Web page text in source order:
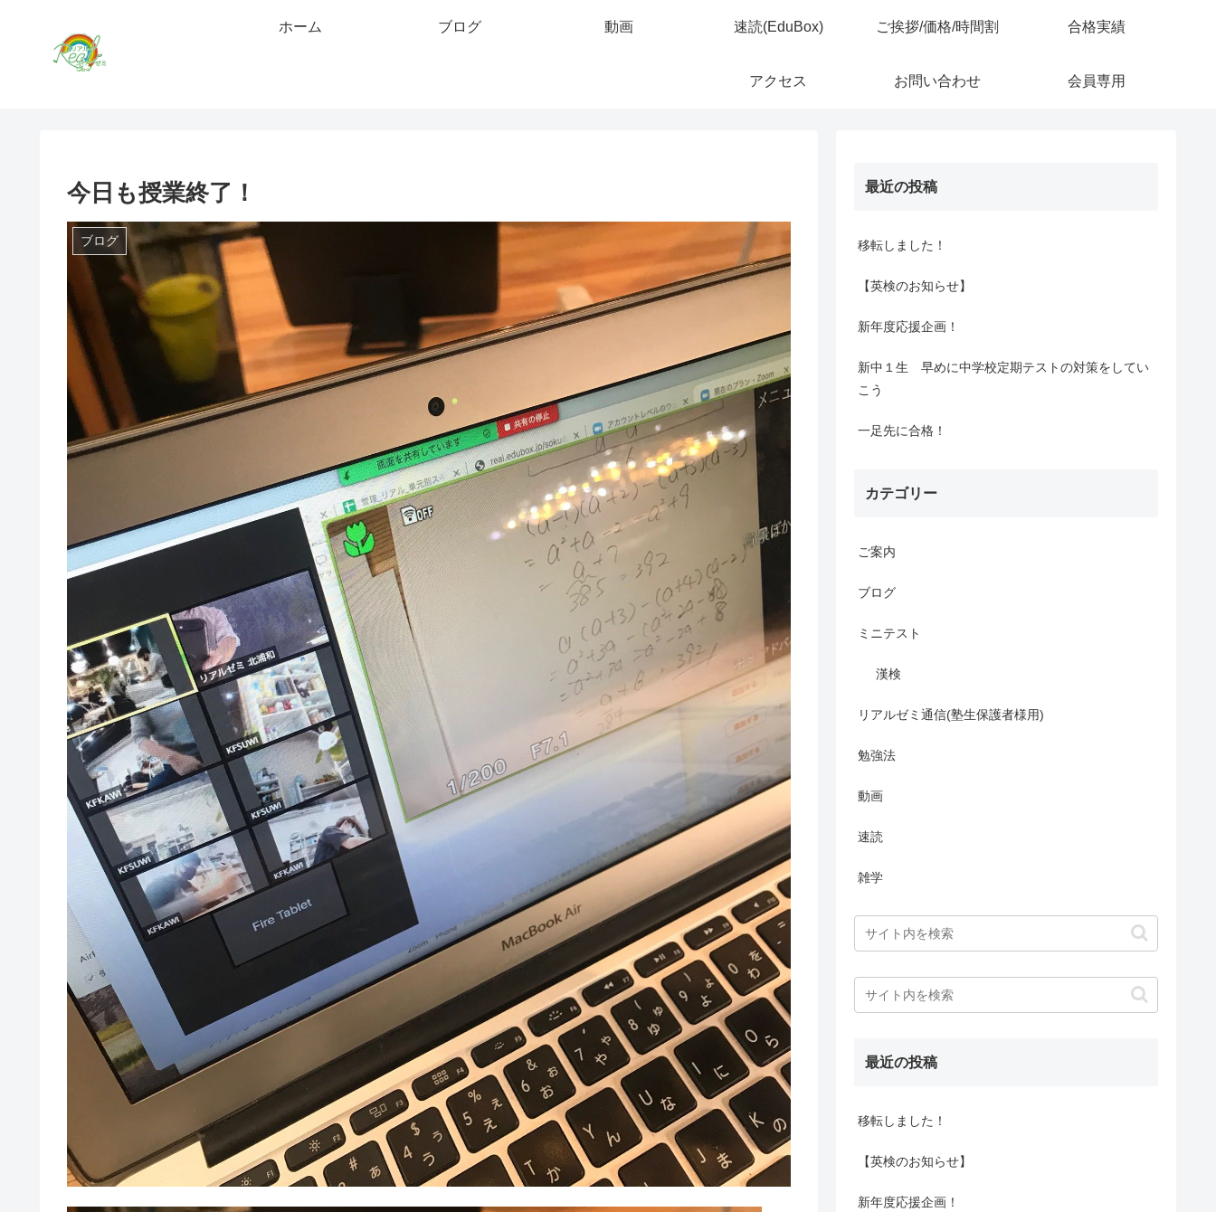
ホーム ブログ 動画 速読(EduBox) ご挨拶/価格/時間割 合格実績
アクセス お問い合わせ 会員専用
今日も授業終了！
ブログ
最近の投稿
移転しました！
【英検のお知らせ】
新年度応援企画！
新中１生 早めに中学校定期テストの対策をしてい
こう
一足先に合格！
カテゴリー
ご案内
ブログ
ミニテスト
漢検
リアルゼミ通信(塾生保護者様用)
勉強法
動画
速読
雑学
最近の投稿
移転しました！
【英検のお知らせ】
新年度応援企画！